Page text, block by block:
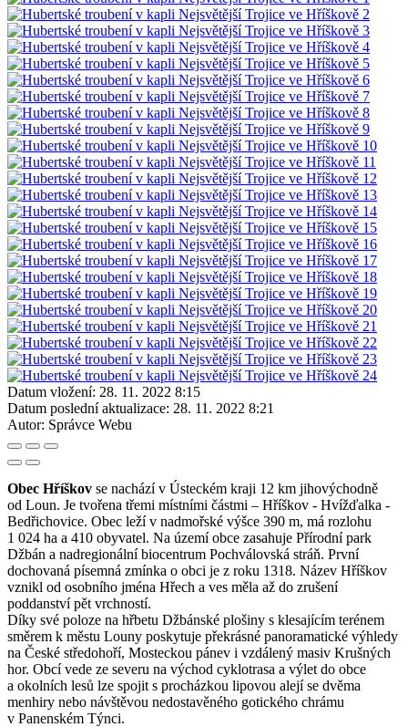
Datum vložení: 28. 11. 2022 8:15
Datum poslední aktualizace: 28. 11. 2022 8:21
Autor: Správce Webu
Obec Hříškov se nachází v Ústeckém kraji 12 km jihovýchodně
od Loun. Je tvořena třemi místními částmi – Hříškov - Hvížďalka -
Bedřichovice. Obec leží v nadmořské výšce 390 m, má rozlohu
1 024 ha a 410 obyvatel. Na území obce zasahuje Přírodní park
Džbán a nadregionální biocentrum Pochválovská stráň. První
dochovaná písemná zmínka o obci je z roku 1318. Název Hříškov
vznikl od osobního jména Hřech a ves měla až do zrušení
poddanství pět vrchností.
Díky své poloze na hřbetu Džbánské plošiny s klesajícím terénem
směrem k městu Louny poskytuje překrásné panoramatické výhledy
na České středohoří, Mosteckou pánev i vzdálený masiv Krušných
hor. Obcí vede ze severu na východ cyklotrasa a výlet do obce
a okolních lesů lze spojit s procházkou lipovou alejí se dvěma
menhiry nebo návštěvou nedostavěného gotického chrámu
v Panenském Týnci.